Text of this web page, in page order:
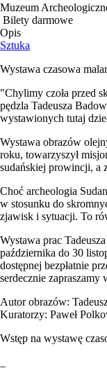
Muzeum
Bilety darmowe
Opis
Sztuka
Wystawa czasowa
"Chylimy czoła przed
pędzla Tadeusza
wystawionych tutaj
Wystawa obrazów
roku, towarzyszył
sudańskiej prowincji, a
Choć archeologia
w stosunku do
zjawisk i sytuacji. To
Wystawa prac
października do 30
dostępnej bezpłatnie
serdecznie
Autor obrazów:
Kuratorzy: Paweł
Wstęp na wystawę